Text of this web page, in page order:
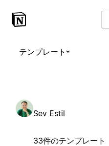
テンプレート
Sev Estil
33件のテンプレート